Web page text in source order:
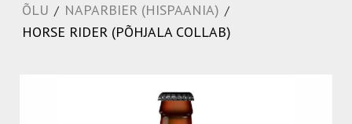
ÕLU / NAPARBIER (HISPAANIA) /
HORSE RIDER (PÕHJALA COLLAB)